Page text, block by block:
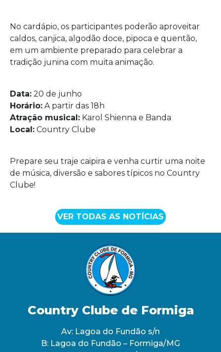
No cardápio, os participantes poderão aproveitar
caldos, canjica, algodão doce, pipoca e quentão,
em um ambiente preparado para celebrar a
tradição junina com muita animação.
Data: 20 de junho
Horário: A partir das 18h
Atração musical: Karol Shienna e Banda
Local: Country Clube
Prepare seu traje caipira e venha curtir uma noite
de música, diversão e sabores típicos no Country
Clube!
VER TODAS AS NOTÍCIAS
Country Clube de Formiga
Av: Lagoa do Fundão s/n
B: Lagoa do Fundão – Formiga/MG